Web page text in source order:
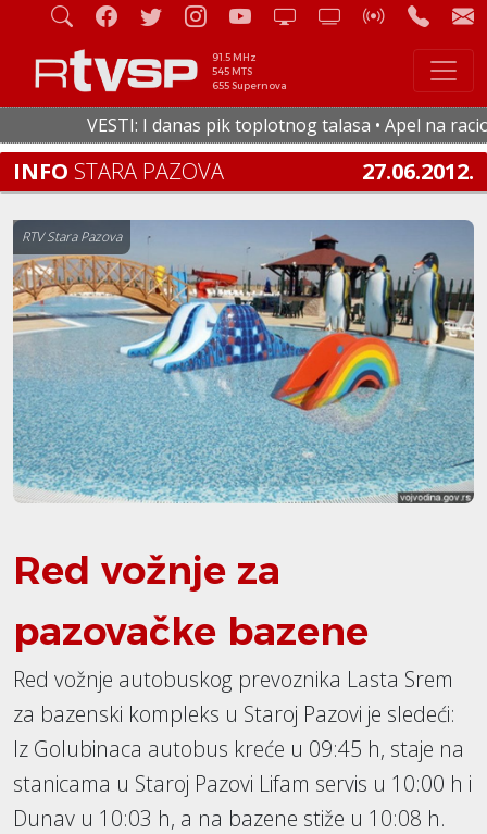
91.5 MHz
545 MTS
655 Supernova
VESTI: I danas pik toplotnog talasa • Apel na
INFO STARA PAZOVA 27.06.2012.
RTV Stara Pazova
Red vožnje za
pazovačke bazene
Red vožnje autobuskog prevoznika Lasta Srem
za bazenski kompleks u Staroj Pazovi je sledeći:
Iz Golubinaca autobus kreće u 09:45 h, staje na
stanicama u Staroj Pazovi Lifam servis u 10:00 h i
Dunav u 10:03 h, a na bazene stiže u 10:08 h.